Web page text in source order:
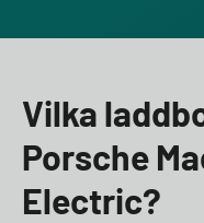
Vilka
Porsche
Electric?